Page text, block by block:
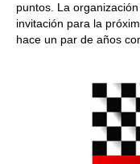
puntos. La
invitación para la
hace un par de años